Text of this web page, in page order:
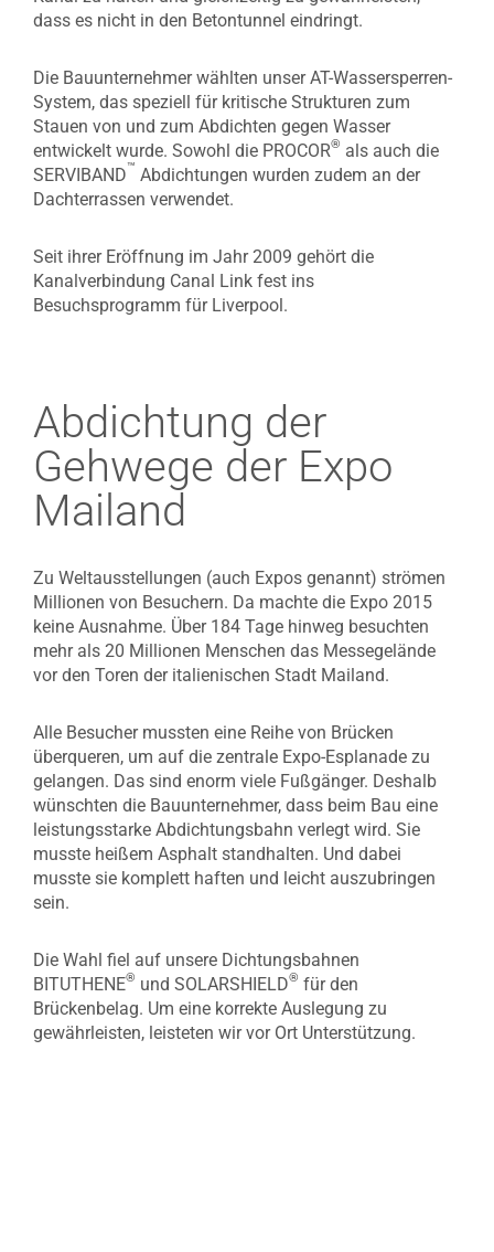
dass es nicht in den Betontunnel eindringt.
Die Bauunternehmer wählten unser AT-Wassersperren-
System, das speziell für kritische Strukturen zum
Stauen von und zum Abdichten gegen Wasser
entwickelt wurde. Sowohl die PROCOR® als auch die
SERVIBAND™ Abdichtungen wurden zudem an der
Dachterrassen verwendet.
Seit ihrer Eröffnung im Jahr 2009 gehört die
Kanalverbindung Canal Link fest ins
Besuchsprogramm für Liverpool.
Abdichtung der
Gehwege der Expo
Mailand
Zu Weltausstellungen (auch Expos genannt) strömen
Millionen von Besuchern. Da machte die Expo 2015
keine Ausnahme. Über 184 Tage hinweg besuchten
mehr als 20 Millionen Menschen das Messegelände
vor den Toren der italienischen Stadt Mailand.
Alle Besucher mussten eine Reihe von Brücken
überqueren, um auf die zentrale Expo-Esplanade zu
gelangen. Das sind enorm viele Fußgänger. Deshalb
wünschten die Bauunternehmer, dass beim Bau eine
leistungsstarke Abdichtungsbahn verlegt wird. Sie
musste heißem Asphalt standhalten. Und dabei
musste sie komplett haften und leicht auszubringen
sein.
Die Wahl fiel auf unsere Dichtungsbahnen
BITUTHENE® und SOLARSHIELD® für den
Brückenbelag. Um eine korrekte Auslegung zu
gewährleisten, leisteten wir vor Ort Unterstützung.